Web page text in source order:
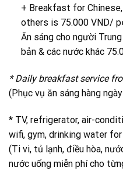
+ Breakfast for
others is 75.000 VND/
Ăn sáng cho người
bản & các nước khác
* Daily breakfast service
(Phục vụ ăn sáng hàng
* TV, refrigerator, air-
wifi, gym, drinking water
(Ti vi, tủ lạnh, điều hòa,
nước uống miễn phí cho